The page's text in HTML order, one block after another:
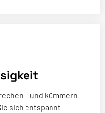
– und kümmern
sich entspannt